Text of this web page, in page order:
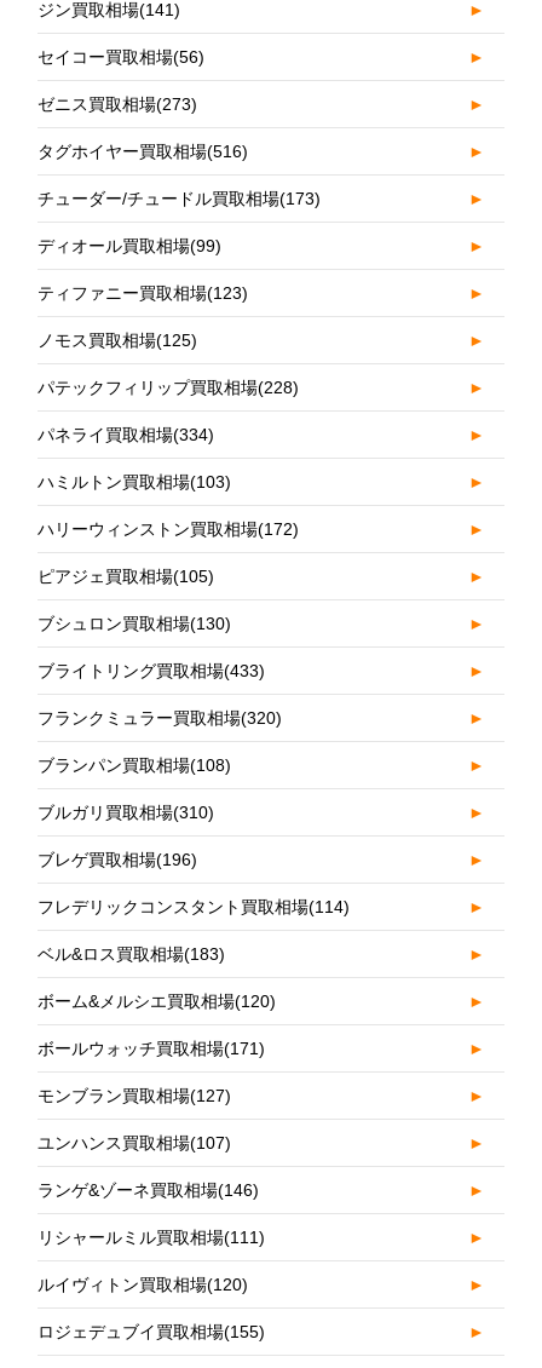
ジン買取相場(141) ►
セイコー買取相場(56) ►
ゼニス買取相場(273) ►
タグホイヤー買取相場(516) ►
チューダー/チュードル買取相場(173) ►
ディオール買取相場(99) ►
ティファニー買取相場(123) ►
ノモス買取相場(125) ►
パテックフィリップ買取相場(228) ►
パネライ買取相場(334) ►
ハミルトン買取相場(103) ►
ハリーウィンストン買取相場(172) ►
ピアジェ買取相場(105) ►
ブシュロン買取相場(130) ►
ブライトリング買取相場(433) ►
フランクミュラー買取相場(320) ►
ブランパン買取相場(108) ►
ブルガリ買取相場(310) ►
ブレゲ買取相場(196) ►
フレデリックコンスタント買取相場(114) ►
ベル&ロス買取相場(183) ►
ボーム&メルシエ買取相場(120) ►
ボールウォッチ買取相場(171) ►
モンブラン買取相場(127) ►
ユンハンス買取相場(107) ►
ランゲ&ゾーネ買取相場(146) ►
リシャールミル買取相場(111) ►
ルイヴィトン買取相場(120) ►
ロジェデュブイ買取相場(155) ►